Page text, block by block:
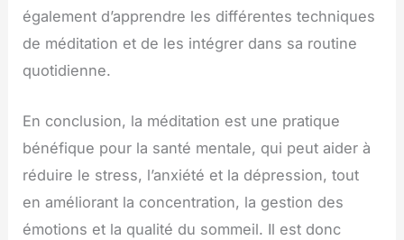
également d’apprendre les différentes techniques
de méditation et de les intégrer dans sa routine
quotidienne.
En conclusion, la méditation est une pratique
bénéfique pour la santé mentale, qui peut aider à
réduire le stress, l’anxiété et la dépression, tout
en améliorant la concentration, la gestion des
émotions et la qualité du sommeil. Il est donc